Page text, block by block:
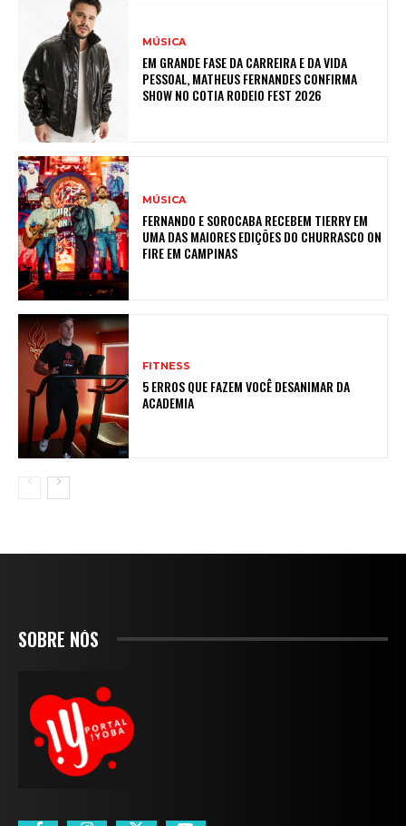
MÚSICA
EM GRANDE FASE DA CARREIRA E DA VIDA
PESSOAL, MATHEUS FERNANDES CONFIRMA
SHOW NO COTIA RODEIO FEST 2026
MÚSICA
FERNANDO E SOROCABA RECEBEM TIERRY EM
UMA DAS MAIORES EDIÇÕES DO CHURRASCO ON
FIRE EM CAMPINAS
FITNESS
5 ERROS QUE FAZEM VOCÊ DESANIMAR DA
ACADEMIA
SOBRE NÓS